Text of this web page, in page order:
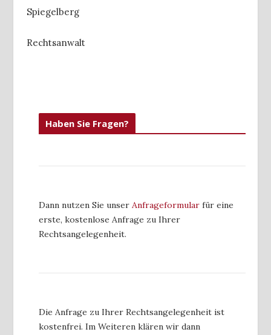
Spiegelberg
Rechtsanwalt
Haben Sie Fragen?
Dann nutzen Sie unser Anfrageformular für eine
erste, kostenlose Anfrage zu Ihrer
Rechtsangelegenheit.
Die Anfrage zu Ihrer Rechtsangelegenheit ist
kostenfrei. Im Weiteren klären wir dann